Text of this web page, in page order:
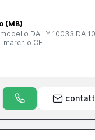
(MB)
DAILY 10033 DA
marchio CE